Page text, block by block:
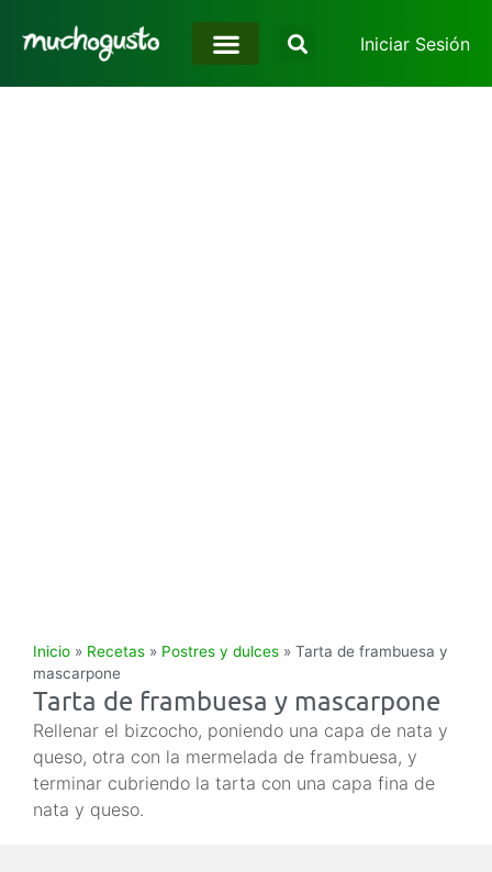
Iniciar Sesión
Inicio » Recetas » Postres y dulces » Tarta de frambuesa y
mascarpone
Tarta de frambuesa y mascarpone
Rellenar el bizcocho, poniendo una capa de nata y
queso, otra con la mermelada de frambuesa, y
terminar cubriendo la tarta con una capa fina de
nata y queso.